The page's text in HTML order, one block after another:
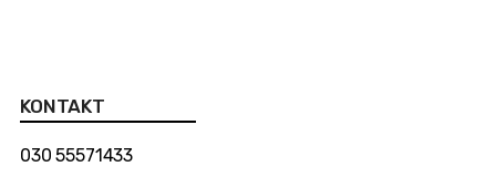
KONTAKT
030 55571433